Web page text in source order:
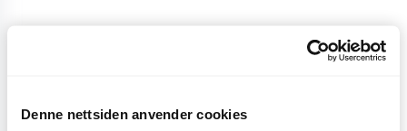
Denne nettsiden anvender cookies
Forfriskende lemonade.